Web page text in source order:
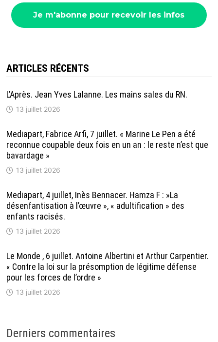
ARTICLES RÉCENTS
L’Après. Jean Yves Lalanne. Les mains sales du RN.
13 juillet 2026
Mediapart, Fabrice Arfi, 7 juillet. « Marine Le Pen a été
reconnue coupable deux fois en un an : le reste n’est que
bavardage »
13 juillet 2026
Mediapart, 4 juillet, Inès Bennacer. Hamza F : »La
désenfantisation à l’œuvre », « adultification » des
enfants racisés.
13 juillet 2026
Le Monde , 6 juillet. Antoine Albertini et Arthur Carpentier.
« Contre la loi sur la présomption de légitime défense
pour les forces de l’ordre »
13 juillet 2026
Derniers commentaires